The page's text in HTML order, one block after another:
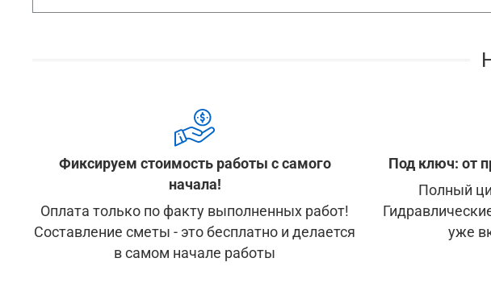
Фиксируем стоимость работы с самого
начала!
Оплата только по факту выполненных работ!
Составление сметы - это бесплатно и делается
в самом начале работы
Под ключ: от
Полный
уже